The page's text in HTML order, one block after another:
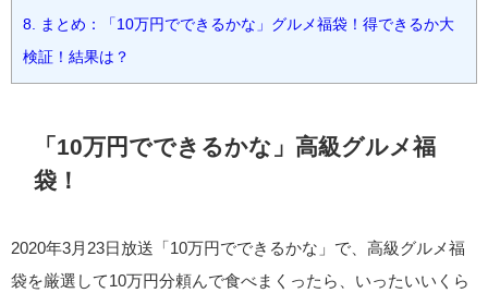
8. まとめ：「10万円でできるかな」グルメ福袋！得できるか大
検証！結果は？
「10万円でできるかな」高級グルメ福
袋！
2020年3月23日放送「10万円でできるかな」で、高級グルメ福
袋を厳選して10万円分頼んで食べまくったら、いったいいくら